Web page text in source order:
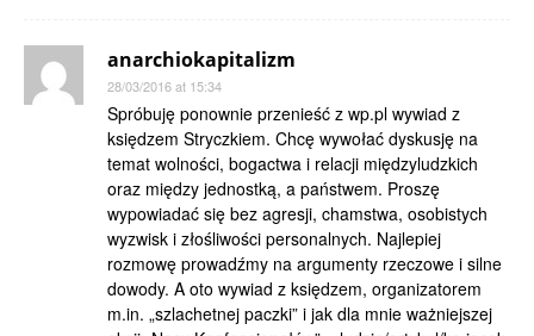
anarchiokapitalizm
28/03/2016 at 15:34
Spróbuję ponownie przenieść z wp.pl wywiad z
księdzem Stryczkiem. Chcę wywołać dyskusję na
temat wolności, bogactwa i relacji międzyludzkich
oraz między jednostką, a państwem. Proszę
wypowiadać się bez agresji, chamstwa, osobistych
wyzwisk i złośliwości personalnych. Najlepiej
rozmowę prowadźmy na argumenty rzeczowe i silne
dowody. A oto wywiad z księdzem, organizatorem
m.in. „szlachetnej paczki” i jak dla mnie ważniejszej